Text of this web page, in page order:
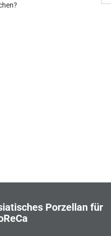
Porzellan für